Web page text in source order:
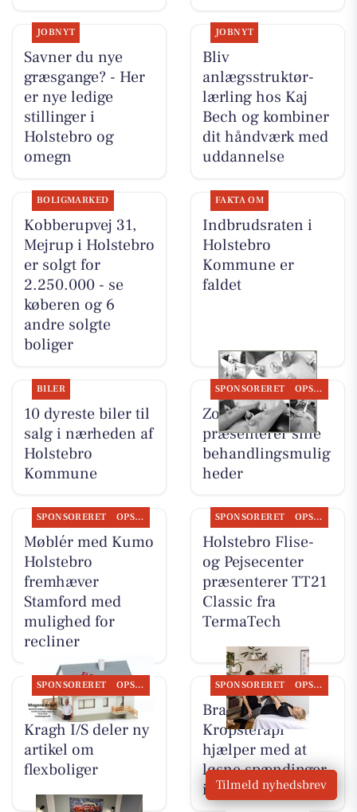
JOBNYT
Savner du nye
græsgange? - Her
er nye ledige
stillinger i
Holstebro og
omegn
JOBNYT
Bliv
anlægsstruktør-
lærling hos Kaj
Bech og kombiner
dit håndværk med
uddannelse
BOLIGMARKED
Kobberupvej 31,
Mejrup i Holstebro
er solgt for
2.250.000 - se
køberen og 6
andre solgte
boliger
FAKTA OM
Indbrudsraten i
Holstebro
Kommune er
faldet
BILER
10 dyreste biler til
salg i nærheden af
Holstebro
Kommune
SPONSORERET OPSLAGSTAVLEN
Zones By Gitte
præsenterer sine
behandlingsmulig
heder
SPONSORERET OPSLAGSTAVLEN
Møblér med Kumo
Holstebro
fremhæver
Stamford med
mulighed for
recliner
SPONSORERET OPSLAGSTAVLEN
Holstebro Flise-
og Pejsecenter
præsenterer TT21
Classic fra
TermaTech
SPONSORERET OPSLAGSTAVLEN
BoligOne Mogens
Kragh I/S deler ny
artikel om
flexboliger
SPONSORERET OPSLAGSTAVLEN
Brandsborgs
Kropsterapi
hjælper med at
løsne spændinger
i fascia
Tilmeld nyhedsbrev